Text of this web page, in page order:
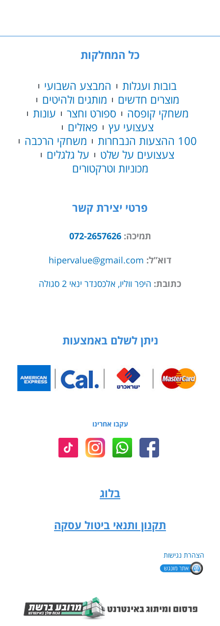
ולקירי
כל המחלקות
בובות ועגלות
המבצע השבועי
מוצרים חדשים
מותגים ולהיטים
משחקי קופסה
ספורט וחצר
עונות
צעצועי עץ
פאזלים
100 ההצעות הנבחרות
משחקי הרכבה
צעצועים על שלט
על גלגלים
מכוניות וטרקטורים
פרטי יצירת קשר
תמיכה:072-2657626
דוא”ל: hipervalue@gmail.com
כתובת: היפר ווליו, אלכסנדר ינאי 2 סגולה
ניתן לשלם באמצעות
עקבו אחרינו
בלוג
תקנון ותנאי ביטול עסקה
הצהרת נגישות